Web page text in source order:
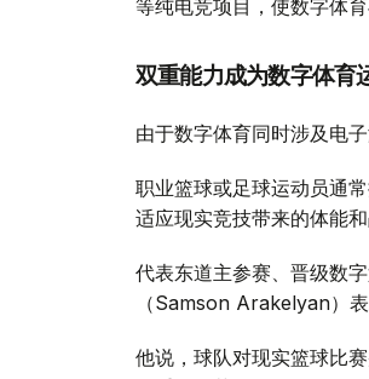
等纯电竞项目，使数字体
双重能力成为数字体育
由于数字体育同时涉及电
职业篮球或足球运动员通
适应现实竞技带来的体能和
代表东道主参赛、晋级数
（Samson Arakelyan）
他说，球队对现实篮球比